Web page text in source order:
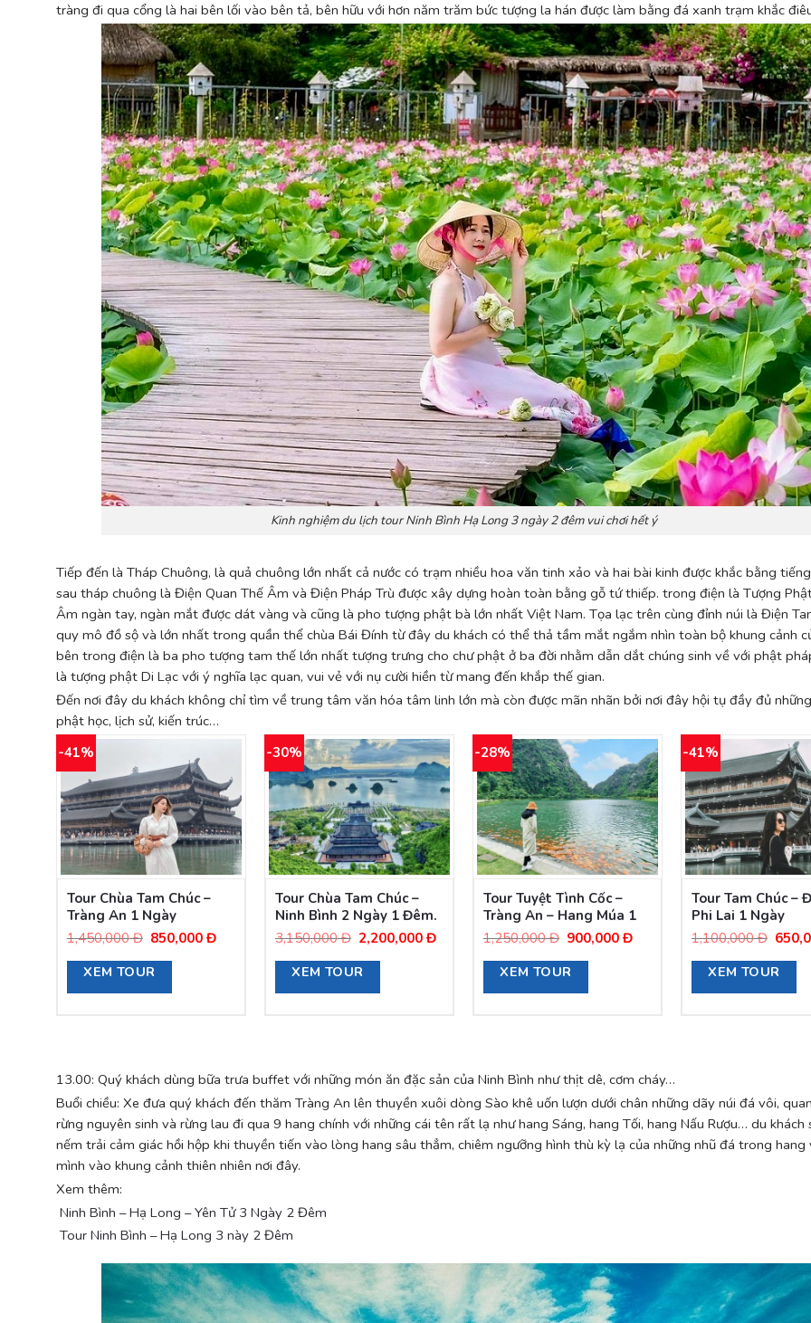
tràng đi qua cổng là hai bên lối vào bên tả, bên hữu với hơn năm trăm bức tượng la hán được làm bằng đá xanh trạm khắc
Kinh nghiệm du lịch tour Ninh Bình Hạ Long 3 ngày 2 đêm vui chơi hết ý
Tiếp đến là Tháp Chuông, là quả chuông lớn nhất cả nước có trạm nhiều hoa văn tinh xảo và hai bài kinh được khắc bằng
sau tháp chuông là Điện Quan Thế Âm và Điện Pháp Trù được xây dựng hoàn toàn bằng gỗ tứ thiếp. trong điện là Tượng
Âm ngàn tay, ngàn mắt được dát vàng và cũng là pho tượng phật bà lớn nhất Việt Nam. Tọa lạc trên cùng đỉnh núi là Điện
quy mô đồ sộ và lớn nhất trong quần thể chùa Bái Đính từ đây du khách có thể thả tầm mắt ngắm nhìn toàn bộ khung cảnh
bên trong điện là ba pho tượng tam thế lớn nhất tượng trưng cho chư phật ở ba đời nhằm dẫn dắt chúng sinh về với phật
là tượng phật Di Lạc với ý nghĩa lạc quan, vui vẻ với nụ cười hiền từ mang đến khắp thế gian.
Đến nơi đây du khách không chỉ tìm về trung tâm văn hóa tâm linh lớn mà còn được mãn nhãn bởi nơi đây hội tụ đầy đủ
phật học, lịch sử, kiến trúc…
-41%
Tour Chùa Tam Chúc –
Tràng An 1 Ngày
1,450,000Đ Giá
gốc
là:
1,450,000
850,000ĐGiá
XEM TOUR
-30%
Tour Chùa Tam Chúc –
Ninh Bình 2 Ngày 1 Đêm.
3,150,000Đ Giá
gốc
là:
3,150,000
2,200,000ĐGiá
XEM TOUR
-28%
Tour Tuyệt Tình Cốc –
Tràng An – Hang Múa 1
Ngày.
1,250,000Đ Giá
gốc
là:
1,250,000
900,000ĐGiá
XEM TOUR
-41%
Tour Tam Chúc –
Phi Lai 1 Ngày
1,100,000Đ Giá
gốc
là:
XEM TOUR
13.00: Quý khách dùng bữa trưa buffet với những món ăn đặc sản của Ninh Bình như thịt dê, cơm cháy…
Buổi chiều: Xe đưa quý khách đến thăm Tràng An lên thuyền xuôi dòng Sào khê uốn lượn dưới chân những dãy núi đá vôi,
rừng nguyên sinh và rừng lau đi qua 9 hang chính với những cái tên rất lạ như hang Sáng, hang Tối, hang Nấu Rượu… du khách
nếm trải cảm giác hồi hộp khi thuyền tiến vào lòng hang sâu thẳm, chiêm ngưỡng hình thù kỳ lạ của những nhũ đá trong hang
mình vào khung cảnh thiên nhiên nơi đây.
Xem thêm:
Ninh Bình – Hạ Long – Yên Tử 3 Ngày 2 Đêm
Tour Ninh Bình – Hạ Long 3 này 2 Đêm